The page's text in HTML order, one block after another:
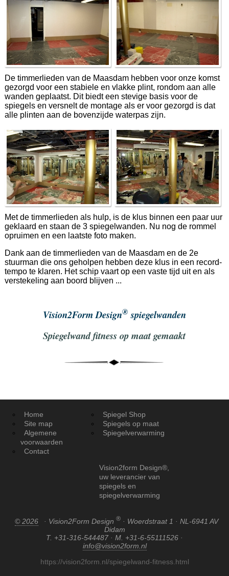
De timmerlieden van de Maasdam hebben voor onze komst
gezorgd voor een stabiele en vlakke plint, rondom aan alle
wanden geplaatst. Dit biedt een stevige basis voor de
spiegels en versnelt de montage als er voor gezorgd is dat
alle plinten aan de bovenzijde waterpas zijn.
Met de timmerlieden als hulp, is de klus binnen een paar uur
geklaard en staan de 3 spiegelwanden. Nu nog de rommel
opruimen en een laatste foto maken.
Dank aan de timmerlieden van de Maasdam en de 2e
stuurman die ons geholpen hebben deze klus in een record-
tempo te klaren. Het schip vaart op een vaste tijd uit en als
verstekeling aan boord blijven ...
Vision2Form Design® spiegelwanden
Spiegelwand fitness op maat gemaakt
Home
Site map
Algemene
voorwaarden
Contact
Spiegel Shop
Spiegels op maat
Spiegelverwarming
Vision2form Design®,
uw leverancier van
spiegels en
spiegelverwarming
© 2026 · Vision2Form Design ®· Woerdstraat 1 · NL-6941 AV
Didam
T. +31-316-544487 · M. +31-6-55111526 ·
info@vision2form.nl
https://vision2form.nl/spiegelwand-fitness.html